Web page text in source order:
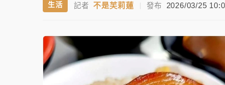
日職｜ 林安可狀態正好卻因左膝疼痛下二
「白海豚」雨炸新北！通報109件災情 侯友
白海豚挾豪雨狂炸新北！時雨量破百毫米
生活 記者 不是芙莉蓮 | 發布 2026/03/25